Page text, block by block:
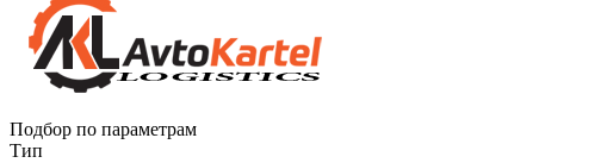
Подбор по параметрам
Тип